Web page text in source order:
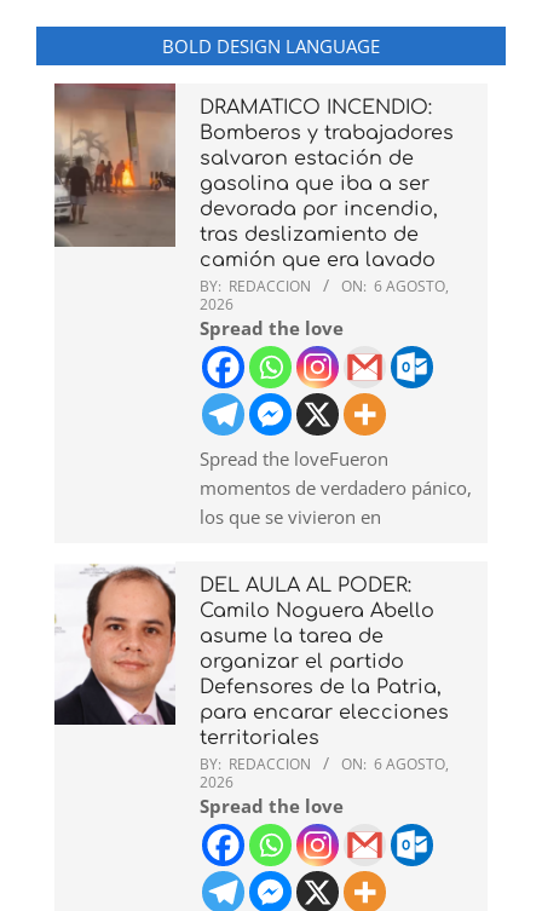
BOLD DESIGN LANGUAGE
DRAMATICO INCENDIO:
Bomberos y trabajadores
salvaron estación de
gasolina que iba a ser
devorada por incendio,
tras deslizamiento de
camión que era lavado
BY: REDACCION ON: 6 AGOSTO,
2026
Spread the love
Spread the loveFueron
momentos de verdadero pánico,
los que se vivieron en
DEL AULA AL PODER:
Camilo Noguera Abello
asume la tarea de
organizar el partido
Defensores de la Patria,
para encarar elecciones
territoriales
BY: REDACCION ON: 6 AGOSTO,
2026
Spread the love